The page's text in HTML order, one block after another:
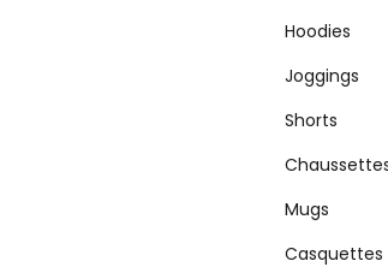
Hoodies
Joggings
Shorts
Mugs
Casquettes